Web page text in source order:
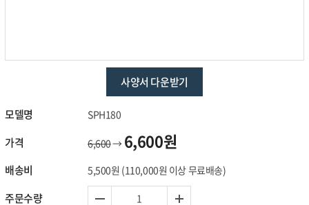
사양서 다운받기
모델명 SPH180
가격 6,600→ 6,600원
배송비 5,500원 (110,000원 이상 무료배송)
주문수량